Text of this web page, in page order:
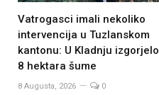
Vatrogasci imali nekoliko
intervencija u Tuzlanskom
kantonu: U Kladnju izgorjelo
8 hektara šume
8 Augusta, 2026 0